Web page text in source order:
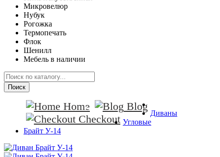
Микровелюр
Нубук
Рогожка
Термопечать
Флок
Шенилл
Мебель в наличии
Поиск
Home
Blog
Checkout
Диваны
Угловые
Брайт У-14